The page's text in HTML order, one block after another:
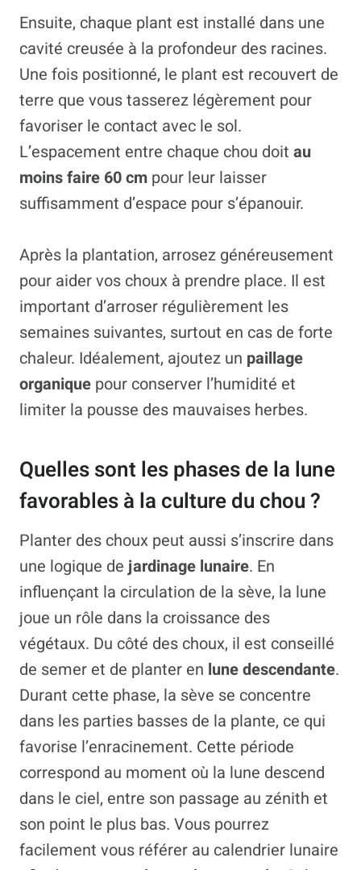
Ensuite, chaque plant est installé dans une
cavité creusée à la profondeur des racines.
Une fois positionné, le plant est recouvert de
terre que vous tasserez légèrement pour
favoriser le contact avec le sol.
L’espacement entre chaque chou doit au
moins faire 60 cm pour leur laisser
suffisamment d’espace pour s’épanouir.
Après la plantation, arrosez généreusement
pour aider vos choux à prendre place. Il est
important d’arroser régulièrement les
semaines suivantes, surtout en cas de forte
chaleur. Idéalement, ajoutez un paillage
organique pour conserver l’humidité et
limiter la pousse des mauvaises herbes.
Quelles sont les phases de la lune
favorables à la culture du chou ?
Planter des choux peut aussi s’inscrire dans
une logique de jardinage lunaire. En
influençant la circulation de la sève, la lune
joue un rôle dans la croissance des
végétaux. Du côté des choux, il est conseillé
de semer et de planter en lune descendante.
Durant cette phase, la sève se concentre
dans les parties basses de la plante, ce qui
favorise l’enracinement. Cette période
correspond au moment où la lune descend
dans le ciel, entre son passage au zénith et
son point le plus bas. Vous pourrez
facilement vous référer au calendrier lunaire